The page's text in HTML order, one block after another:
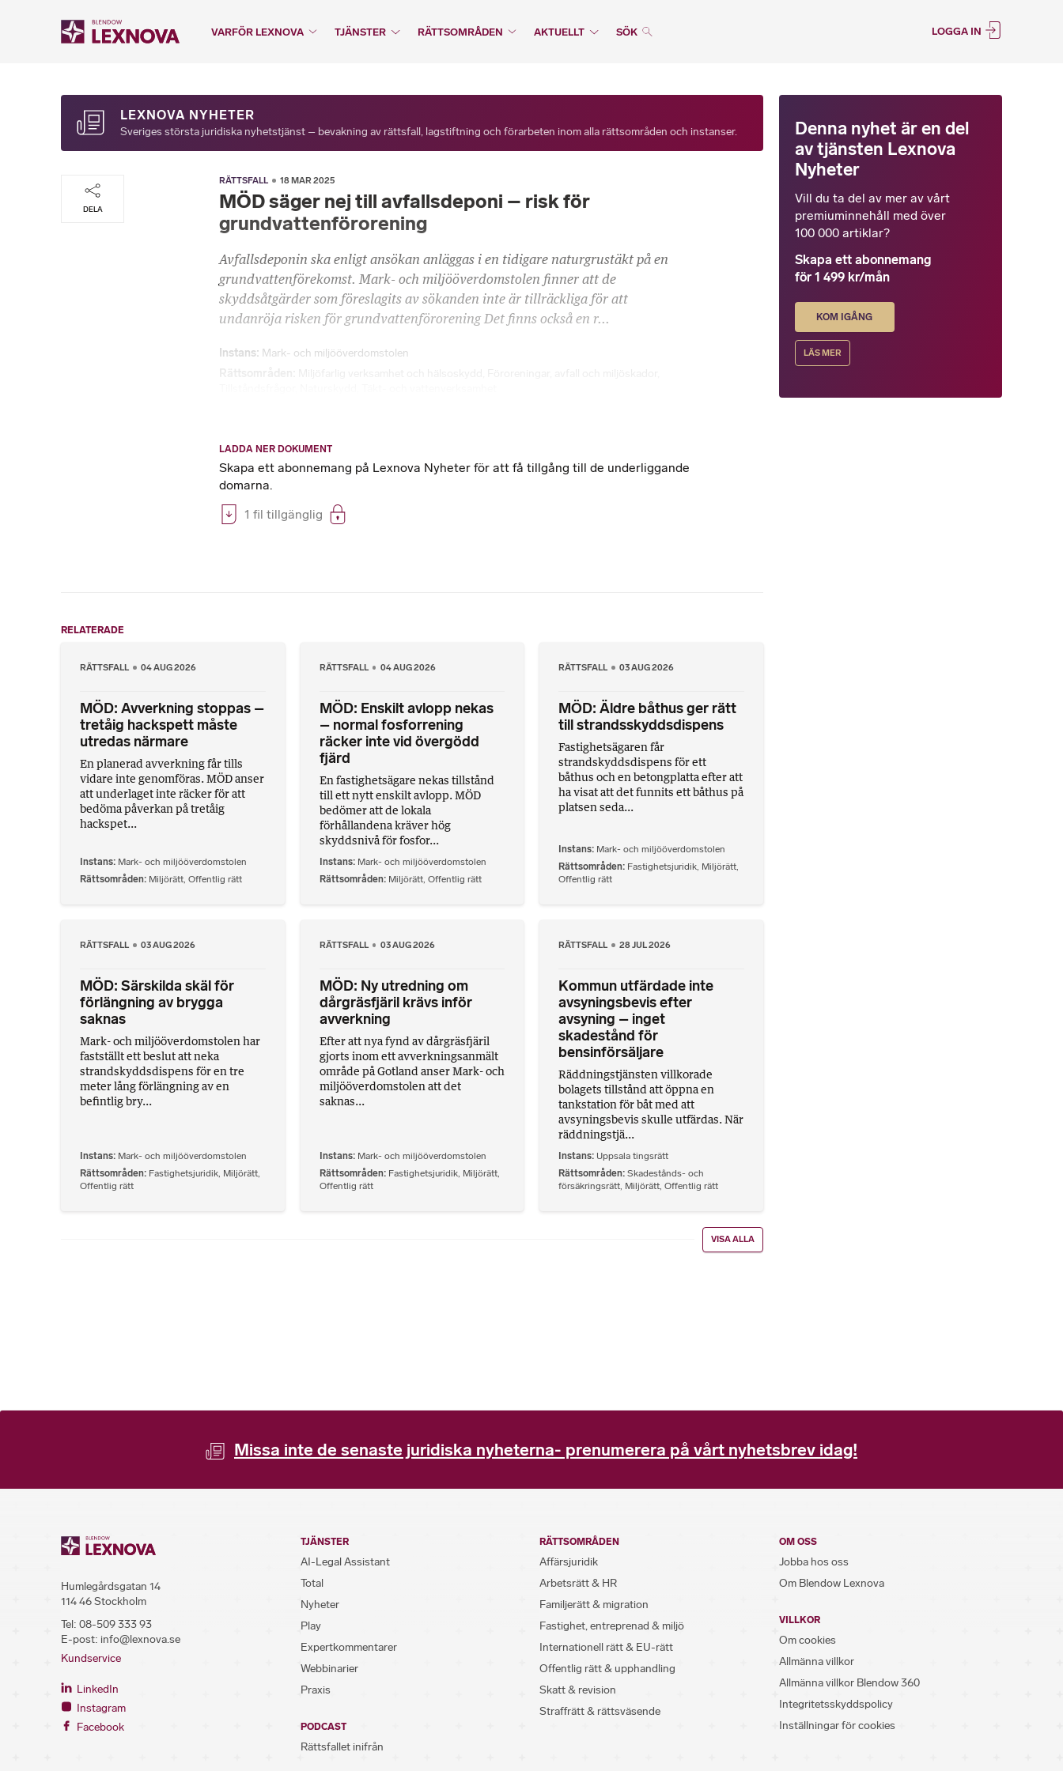
VARFÖR LEXNOVA TJÄNSTER RÄTTSOMRÅDEN AKTUELLT SÖK LOGGA IN
LEXNOVA NYHETER
Sveriges största juridiska nyhetstjänst – bevakning av rättsfall, lagstiftning och förarbeten inom alla rättsområden och instanser.
DELA
RÄTTSFALL 18 MAR 2025
MÖD säger nej till avfallsdeponi – risk för
grundvattenförorening
Avfallsdeponin ska enligt ansökan anläggas i en tidigare naturgrustäkt på en
grundvattenförekomst. Mark- och miljööverdomstolen finner att de
skyddsåtgärder som föreslagits av sökanden inte är tillräckliga för att
undanröja risken för grundvattenförorening Det finns också en r...
Instans Mark- och miljööverdomstolen
LADDA NER DOKUMENT
Skapa ett abonnemang på Lexnova Nyheter för att få tillgång till de underliggande
domarna.
1 fil tillgänglig
RELATERADE
RÄTTSFALL 04 AUG 2026
MÖD: Avverkning stoppas –
tretåig hackspett måste
utredas närmare
En planerad avverkning får tills
vidare inte genomföras. MÖD anser
att underlaget inte räcker för att
bedöma påverkan på tretåig
hackspet...
Instans Mark- och miljööverdomstolen
Rättsområden Miljörätt Offentlig rätt
RÄTTSFALL 04 AUG 2026
MÖD: Enskilt avlopp nekas
– normal fosforrening
räcker inte vid övergödd
fjärd
En fastighetsägare nekas tillstånd
till ett nytt enskilt avlopp. MÖD
bedömer att de lokala
förhållandena kräver hög
skyddsnivå för fosfor...
Instans Mark- och miljööverdomstolen
Rättsområden Miljörätt, Offentlig rätt
RÄTTSFALL 03 AUG 2026
MÖD: Äldre båthus ger rätt
till strandsskyddsdispens
Fastighetsägaren får
strandskyddsdispens för ett
båthus och en betongplatta efter att
ha visat att det funnits ett båthus på
platsen seda...
Instans Mark- och miljööverdomstolen
Rättsområden Fastighetsjuridik Miljörätt
Offentlig rätt
RÄTTSFALL 03 AUG 2026
MÖD: Särskilda skäl för
förlängning av brygga
saknas
Mark- och miljööverdomstolen har
fastställt ett beslut att neka
strandskyddsdispens för en tre
meter lång förlängning av en
befintlig bry...
Instans Mark- och miljööverdomstolen
Rättsområden Fastighetsjuridik Miljörätt
Offentlig rätt
RÄTTSFALL 03 AUG 2026
MÖD: Ny utredning om
dårgräsfjäril krävs inför
avverkning
Efter att nya fynd av dårgräsfjäril
gjorts inom ett avverkningsanmält
område på Gotland anser Mark- och
miljööverdomstolen att det
saknas...
Instans Mark- och miljööverdomstolen
Rättsområden Fastighetsjuridik, Miljörätt,
Offentlig rätt
RÄTTSFALL 28 JUL 2026
Kommun utfärdade inte
avsyningsbevis efter
avsyning – inget
skadestånd för
bensinförsäljare
Räddningstjänsten villkorade
bolagets tillstånd att öppna en
tankstation för båt med att
avsyningsbevis skulle utfärdas. När
räddningstjä...
Instans Uppsala tingsrätt
Rättsområden Skadestånds- och
försäkringsrätt Miljörätt Offentlig rätt
VISA ALLA
Denna nyhet är en del
av tjänsten Lexnova
Nyheter
Vill du ta del av mer av vårt
premiuminnehåll med över
100 000 artiklar?
Skapa ett abonnemang
för 1 499 kr/mån
KOM IGÅNG
LÄS MER
Missa inte de senaste juridiska nyheterna- prenumerera på vårt nyhetsbrev idag!
Humlegårdsgatan 14
114 46 Stockholm
Tel: 08-509 333 93
E-post: info@lexnova.se
Kundservice
LinkedIn
Instagram
Facebook
TJÄNSTER
AI-Legal Assistant
Total
Nyheter
Play
Expertkommentarer
Webbinarier
Praxis
PODCAST
Rättsfallet inifrån
RÄTTSOMRÅDEN
Affärsjuridik
Arbetsrätt & HR
Familjerätt & migration
Fastighet, entreprenad & miljö
Internationell rätt & EU-rätt
Offentlig rätt & upphandling
Skatt & revision
Straffrätt & rättsväsende
OM OSS
Jobba hos oss
Om Blendow Lexnova
VILLKOR
Om cookies
Allmänna villkor
Allmänna villkor Blendow 360
Integritetsskyddspolicy
Inställningar för cookies